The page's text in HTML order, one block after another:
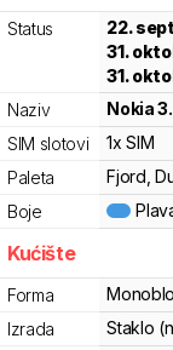
Status 22.
31.
31.
Naziv
Nokia
SIM slotovi
1x SIM
Paleta
Fjord,
Boje
Kućište
Forma
Izrada
Staklo